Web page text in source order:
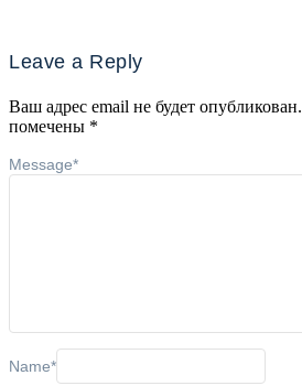
Leave a Reply
Ваш адрес email не будет опубликован.
помечены *
Message*
Name*